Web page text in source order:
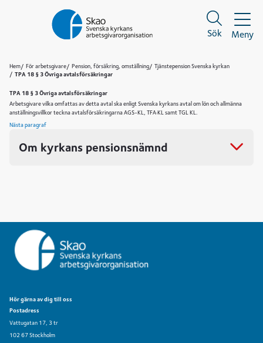
Sök Meny
Sök
Hem För arbetsgivare Pension, försäkring, omställning
Tjänstepension Svenska kyrkan
TPA 18 § 3 Övriga avtalsförsäkringar
TPA 18 § 3 Övriga avtalsförsäkringar
Arbetsgivare vilka omfattas av detta avtal ska enligt Svenska kyrkans avtal om lön och allmänna
anställningsvillkor teckna avtalsförsäkringarna AGS-KL, TFA·KL samt TGL­ KL.
Nästa paragraf
Om kyrkans pensionsnämnd
Vid frågor om pensionsnämndens beslut ska du som är arbetsgivare kontakta Svenska
kyrkans arbetsgivarorganisation och du som är arbetstagare ska kontakta ditt fackförbund.​
Hör gärna av dig till oss
Postadress
Vattugatan 17, 3 tr
102 67 Stockholm